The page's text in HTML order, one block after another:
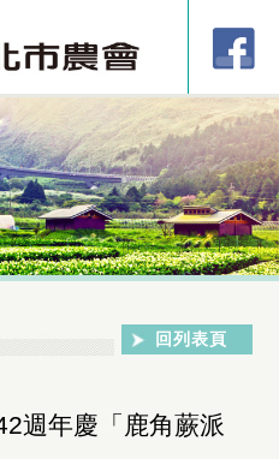
回列表頁
週年慶「鹿角蕨派